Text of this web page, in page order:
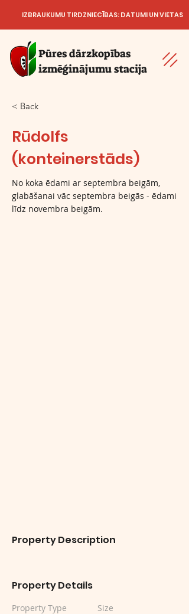
IZBRAUKUMU TIRDZNIECĪBAS: DATUMI UN VIETAS
Pūres dārzkopības
izmēģinājumu stacija
< Back
Rūdolfs
(konteinerstāds)
No koka ēdami ar septembra beigām,
glabāšanai vāc septembra beigās - ēdami
līdz novembra beigām.
Property Description
Property Details
Property Type
Size